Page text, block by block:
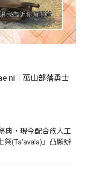
ni｜萬山部落勇士
典，現今配合族人工
(Ta‘avala)」凸顯辦